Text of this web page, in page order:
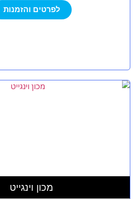
לפרטים והזמנות
מכון וינגייט